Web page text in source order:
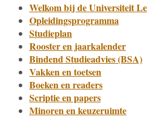
Welkom bij de Universiteit
Opleidingsprogramma
Studieplan
Rooster en jaarkalender
Bindend Studieadvies (BSA)
Vakken en toetsen
Boeken en readers
Scriptie en papers
Minoren en keuzeruimte